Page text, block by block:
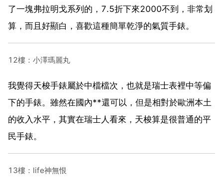
了一塊弗拉明戈系列的，7.5折下來2000不到，非常划
算，而且好顯白，喜歡這種簡單乾淨的氣質手錶。
12樓：小澤瑪麗丸
我覺得天梭手錶屬於中檔檔次，也就是瑞士表裡中等偏
下的手錶。雖然在國內**還可以，但是相對於歐洲本土
的收入水平，其實在瑞士人看來，天梭算是很普通的平
民手錶。
13樓：life神無恨